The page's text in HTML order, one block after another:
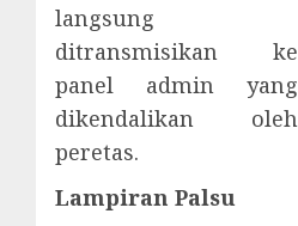
langsung
ditransmisikan ke
panel admin yang
dikendalikan oleh
peretas.
Lampiran Palsu